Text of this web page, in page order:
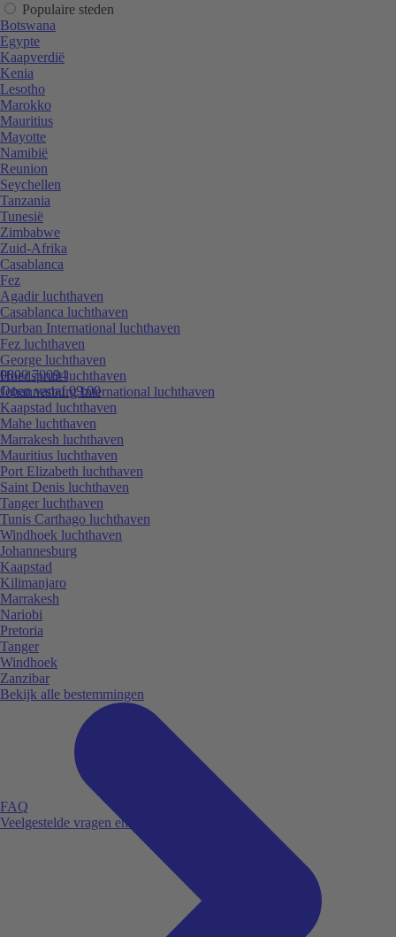
0800 70094
Open vanaf 09:00
FAQ
Veelgestelde vragen en antwoorden.
Populaire steden
Botswana
Egypte
Kaapverdië
Kenia
Lesotho
Marokko
Mauritius
Mayotte
Namibië
Reunion
Seychellen
Tanzania
Tunesië
Zimbabwe
Zuid-Afrika
Casablanca
Fez
Agadir luchthaven
Casablanca luchthaven
Durban International luchthaven
Fez luchthaven
George luchthaven
Hoedspruit luchthaven
Johannesburg International luchthaven
Kaapstad luchthaven
Mahe luchthaven
Marrakesh luchthaven
Mauritius luchthaven
Port Elizabeth luchthaven
Saint Denis luchthaven
Tanger luchthaven
Tunis Carthago luchthaven
Windhoek luchthaven
Johannesburg
Kaapstad
Kilimanjaro
Marrakesh
Nariobi
Pretoria
Tanger
Windhoek
Zanzibar
Bekijk alle bestemmingen